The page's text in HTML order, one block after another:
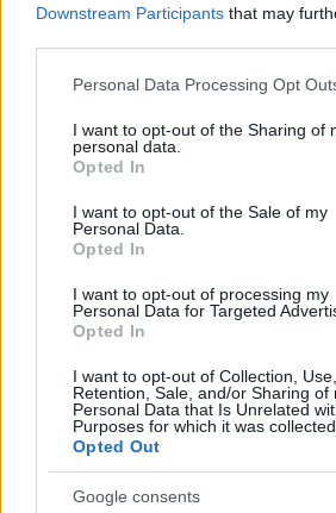
Downstream Participants that may
Please note that this website/app uses
not limited to your visit or usage
grant or deny consent to Google and
use your data for below specified
consent section.
Personal Data Processing Opt
I want to opt-out of the Sharing of
personal data.
Opted In
I want to opt-out of the Sale of my
Personal Data.
Opted In
I want to opt-out of processing my
Personal Data for Targeted
Opted In
I want to opt-out of Collection, Use,
Retention, Sale, and/or Sharing of
Personal Data that Is Unrelated
Purposes for which it was collected.
Opted Out
Google consents
Continua a leggere
B2B NEWS